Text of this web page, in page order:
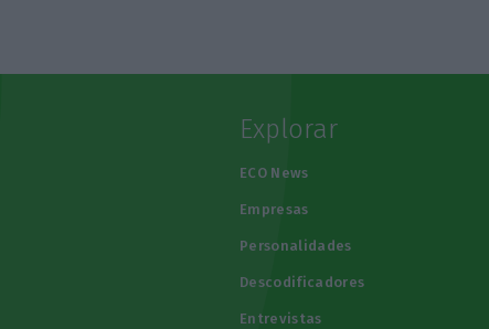
Explorar
ECO News
Empresas
Personalidades
Descodificadores
Entrevistas